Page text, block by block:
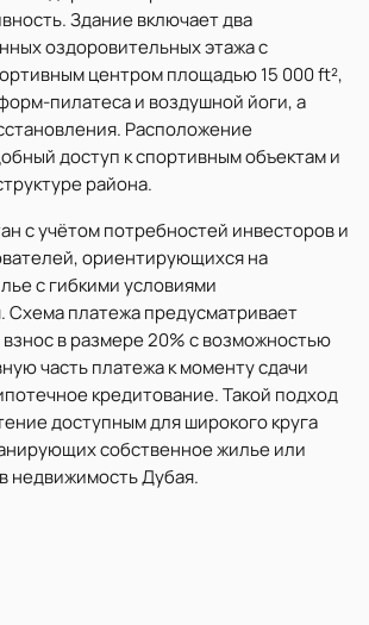
Здание включает два
оздоровительных этажа с
центром площадью 15 000 ft²,
пилатеса и воздушной йоги, а
Расположение
доступ к спортивным объектам и
района.
с учётом потребностей инвесторов и
ориентирующихся на
с гибкими условиями
Схема платежа предусматривает
в размере 20% с возможностью
часть платежа к моменту сдачи
кредитование. Такой подход
доступным для широкого круга
собственное жилье или
недвижимость Дубая.